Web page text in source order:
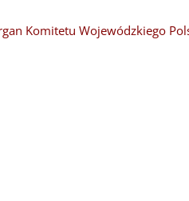
Komitetu Wojewódzkiego